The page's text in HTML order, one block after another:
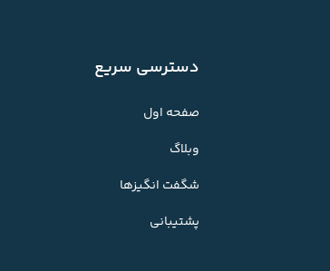
دسترسی سریع
صفحه اول
وبلاگ
شگفت انگیزها
پشتیبانی